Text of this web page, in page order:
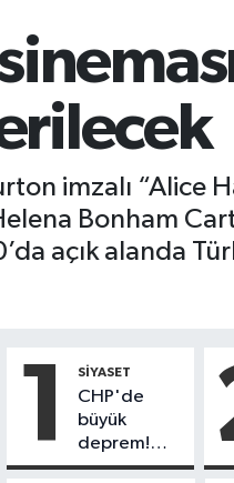
imzalı “Alice
Bonham
açık alanda
1 SIYASET
CHP'de
büyük
deprem!
230